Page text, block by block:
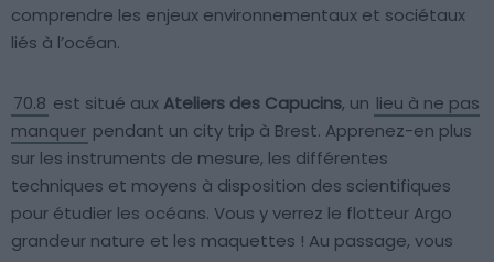
comprendre les enjeux environnementaux et sociétaux
liés à l’océan.
70.8 est situé auxAteliers des Capucins, un lieu à ne pas
manquer pendant un city trip à Brest. Apprenez-en plus
sur les instruments de mesure, les différentes
techniques et moyens à disposition des scientifiques
pour étudier les océans. Vous y verrez le flotteur Argo
grandeur nature et les maquettes ! Au passage, vous